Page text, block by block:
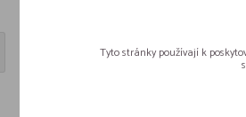
64,90 Vložit do
Tyto stránky používají k